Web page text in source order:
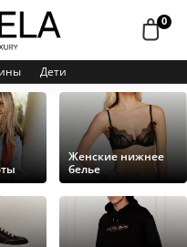
0
Дети
Женские нижнее
белье